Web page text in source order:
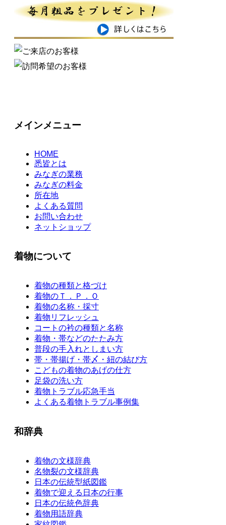
メインメニュー
HOME
悉皆とは
みなぎの業務
みなぎの料金
所在地
よくある質問
お問い合わせ
ネットショップ
着物について
着物の種類と格づけ
着物のＴ．Ｐ．Ｏ
着物の名称・採寸
着物リフレッシュ
コートの衿の種類と名称
着物・帯などのたたみ方
普段の手入れとしまい方
帯・帯揚げ・帯〆・紐の結び方
こどもの着物のあげの仕方
足袋の洗い方
着物トラブル応急手当
よくある着物トラブル事例集
和辞典
着物の文様辞典
名物裂の文様辞典
日本の伝統型紙図鑑
着物で迎える日本の行事
日本の伝統色辞典
着物用語辞典